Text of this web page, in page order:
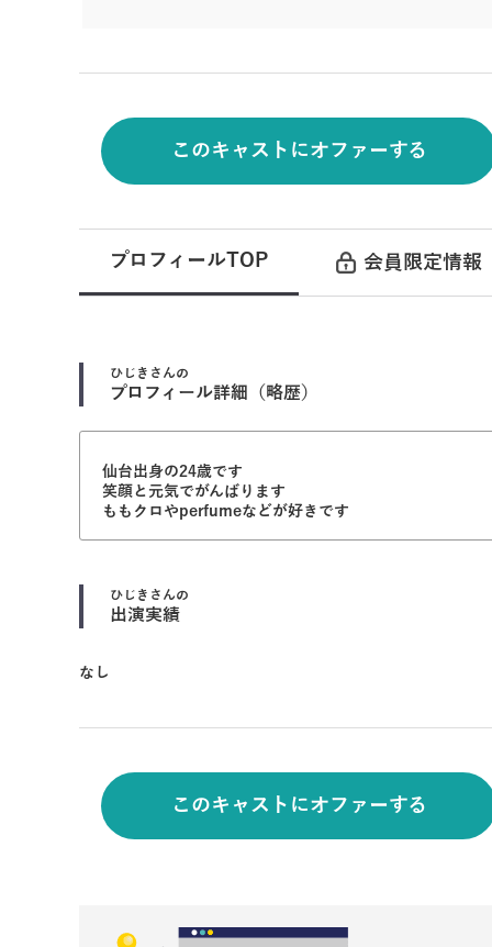
このキャストにオファーする
プロフィールTOP 会員限定情報
ひじき さんの
プロフィール詳細（略歴）
仙台出身の24歳です
笑顔と元気でがんばります
ももクロやperfumeなどが好きです
ひじき さんの
出演実績
なし
このキャストにオファーする